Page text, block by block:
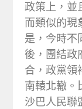
政策上，並
而類似的現
是，今時不
後，團結政
合，政黨領
南轅北轍。
沙巴人民聯